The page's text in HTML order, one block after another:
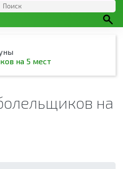
на 5 мест
на